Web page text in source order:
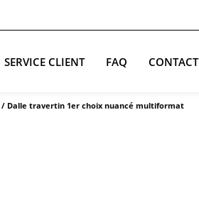
SERVICE CLIENT FAQ CONTACT
/ Dalle travertin 1er choix nuancé multiformat